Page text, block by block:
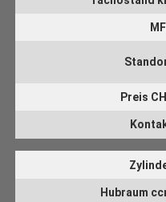
Preis
Hubraum